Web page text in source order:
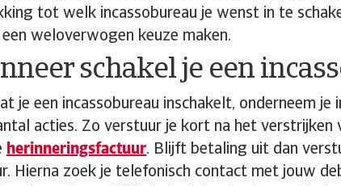
tot welk incassobureau je wenst in te
een weloverwogen keuze maken.
schakel je een
je een incassobureau inschakelt, onderneem je
acties. Zo verstuur je kort na het verstrijken
herinneringsfactuur. Blijft betaling uit dan
Hierna zoek je telefonisch contact met jouw